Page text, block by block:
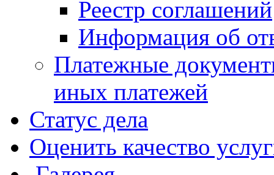
Реестр соглашений
Информация об
Платежные
иных платежей
Статус дела
Оценить качество